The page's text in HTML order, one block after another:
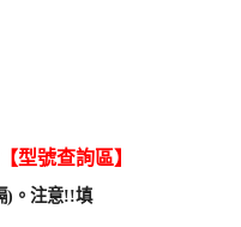
【型號查詢區】
)。注意!!填